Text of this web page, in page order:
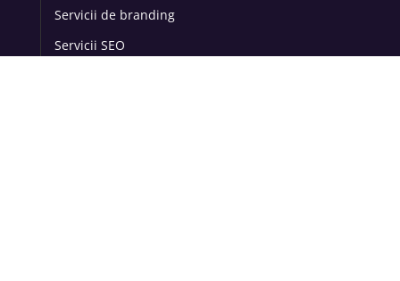
Servicii de branding
Servicii SEO